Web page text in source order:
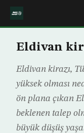
Eldivan
Eldivan kirazı,
yüksek olması
ön plana çıkan
beklenen talep
büyük düşüş